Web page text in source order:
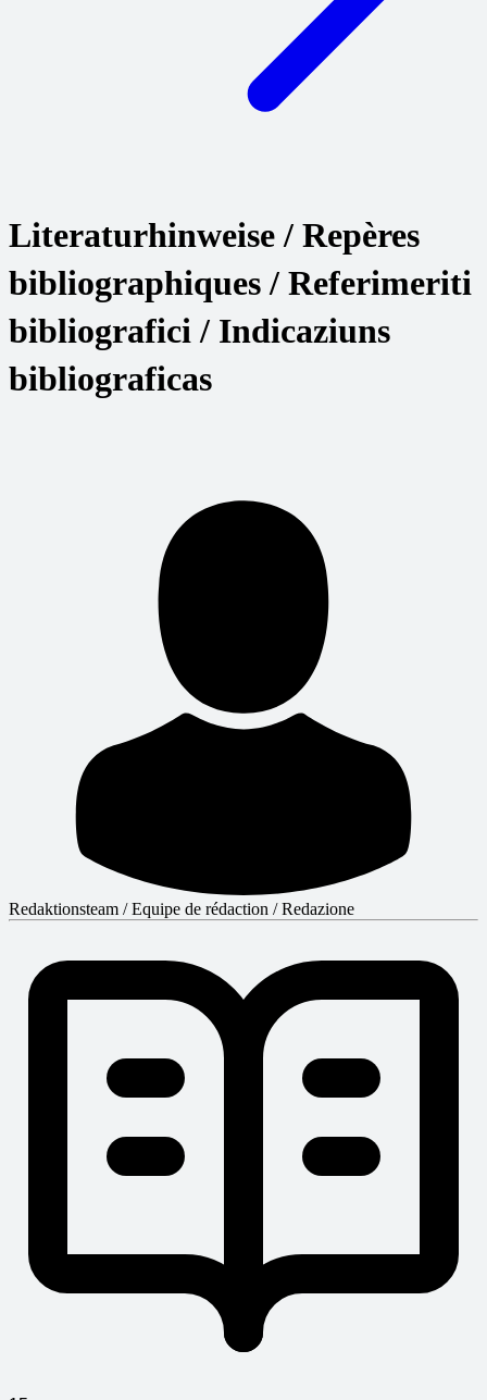
Literaturhinweise / Repères
bibliographiques / Referimeriti
bibliografici / Indicaziuns
bibliograficas
Redaktionsteam / Equipe de rédaction / Redazione